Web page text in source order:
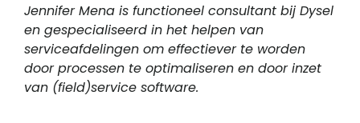
Jennifer Mena is functioneel consultant bij Dysel
en gespecialiseerd in het helpen van
serviceafdelingen om effectiever te worden
door processen te optimaliseren en door inzet
van (field)service software.